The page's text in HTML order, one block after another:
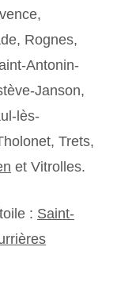
Rognes,
Antonin-
Janson,
lès-
Trets,
et Vitrolles.
: Saint-